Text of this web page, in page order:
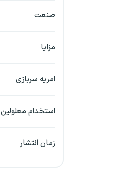
بندرعباس
صنعت
مزایا
امریه سربازی
استخدام معلولین
زمان انتشار